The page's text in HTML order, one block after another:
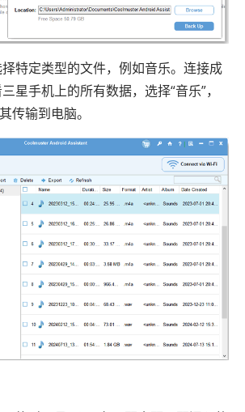
特定类型的文件，例如音乐。连接成
星手机上的所有数据，选择“音乐”，
传输到电脑。